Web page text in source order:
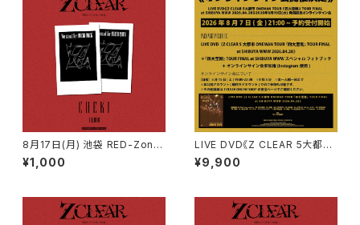
8月17日(月) 池袋 RED-Zone
ANERIS LIVE DVD『Z CLEAR
5大都市 ONEMAN TOUR 『四
売記念 ONEMAN LIVE《360°
FLOOR LIVE》
¥1,000
LIVE DVD《Z CLEAR 5大都市
ONEMAN TOUR 『四大至剛』
TOUR FINAL at SHIBUYA W
サイン会
¥9,900